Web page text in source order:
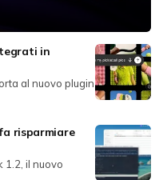
in
al nuovo plugin
risparmiare
1.2, il nuovo